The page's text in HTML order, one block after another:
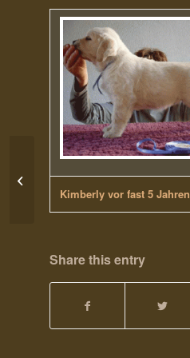
Kimberly vor fast 5 Jahren
Share this entry
D-Wurf on Tour